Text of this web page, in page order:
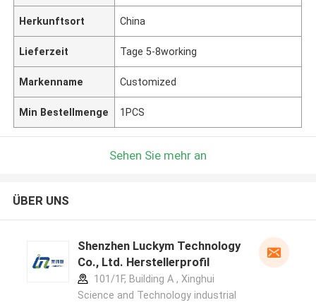
Herkunftsort China
Lieferzeit Tage 5-8working
Markenname Customized
Min Bestellmenge 1PCS
Sehen Sie mehr an
ÜBER UNS
Shenzhen Luckym Technology
Co., Ltd. Herstellerprofil
101/1F, Building A , Xinghui
Science and Technology industrial